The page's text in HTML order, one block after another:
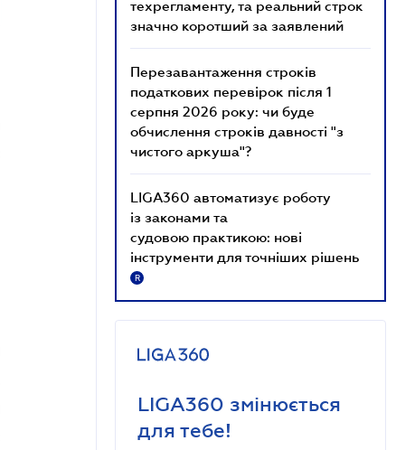
техрегламенту, та реальний строк
значно коротший за заявлений
Перезавантаження строків
податкових перевірок після 1
серпня 2026 року: чи буде
обчислення строків давності "з
чистого аркуша"?
LIGA360 автоматизує роботу
із законами та
судовою практикою: нові
інструменти для точніших рішень
R
LIGA360 змінюється
для тебе!